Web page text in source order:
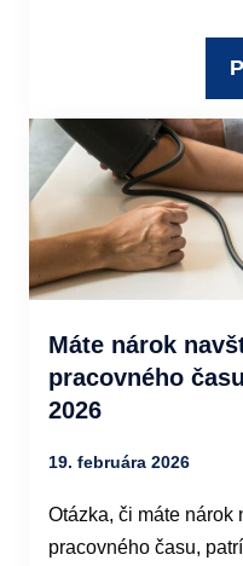
Máte nárok
pracovného
2026
19. februára 2026
Otázka, či máte
pracovného času,